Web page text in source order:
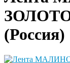
(Россия)